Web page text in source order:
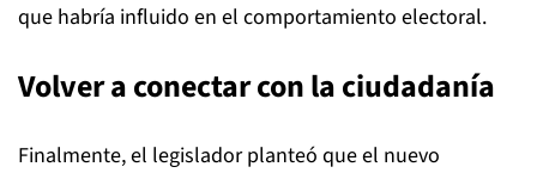
que habría influido en el comportamiento electoral.
Volver a conectar con la ciudadanía
Finalmente, el legislador planteó que el nuevo